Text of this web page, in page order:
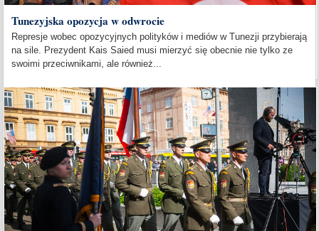
Tunezyjska opozycja w odwrocie
Represje wobec opozycyjnych polityków i mediów w Tunezji przybierają
na sile. Prezydent Kais Saied musi mierzyć się obecnie nie tylko ze
swoimi przeciwnikami, ale również...